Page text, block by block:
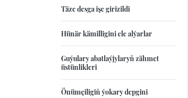
Täze desga işe girizildi
Hünär kämilligini ele alýarlar
Guýulary abatlaýjylaryň zähmet
üstünlikleri
Önümçiligiň ýokary depgini